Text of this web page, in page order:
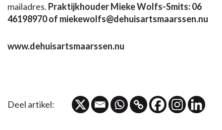
mailadres. Praktijkhouder Mieke Wolfs-Smits: 06
46198970 of miekewolfs@dehuisartsmaarssen.nu
www.dehuisartsmaarssen.nu
Deel artikel: